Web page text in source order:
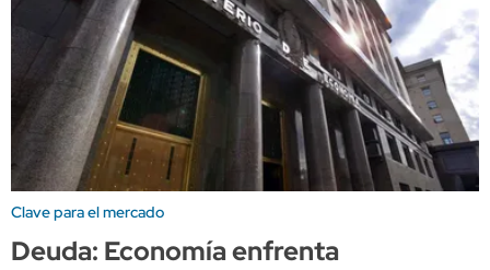
Clave para el mercado
Deuda: Economía enfrenta